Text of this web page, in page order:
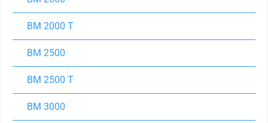
BM 2000 T
BM 2500
BM 2500 T
BM 3000